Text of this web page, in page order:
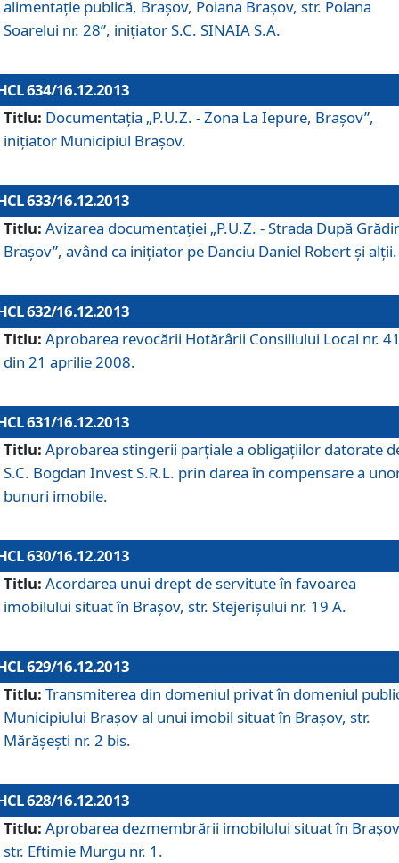
alimentaţie publică, Braşov, Poiana Braşov, str. Poiana
Soarelui nr. 28”, iniţiator S.C. SINAIA S.A.
634/16.12.2013
Titlu: Documentaţia „P.U.Z. - Zona La Iepure, Braşov”,
iniţiator Municipiul Braşov.
633/16.12.2013
Titlu: Avizarea documentaţiei „P.U.Z. - Strada După
Braşov”, având ca iniţiator pe Danciu Daniel Robert şi alţii.
632/16.12.2013
Titlu: Aprobarea revocării Hotărârii Consiliului Local nr.
din 21 aprilie 2008.
631/16.12.2013
Titlu: Aprobarea stingerii parţiale a obligaţiilor datorate
S.C. Bogdan Invest S.R.L. prin darea în compensare a
bunuri imobile.
630/16.12.2013
Titlu: Acordarea unui drept de servitute în favoarea
imobilului situat în Braşov, str. Stejerişului nr. 19 A.
629/16.12.2013
Titlu: Transmiterea din domeniul privat în domeniul
Municipiului Braşov al unui imobil situat în Braşov, str.
Mărăşeşti nr. 2 bis.
628/16.12.2013
Titlu: Aprobarea dezmembrării imobilului situat în
str. Eftimie Murgu nr. 1.